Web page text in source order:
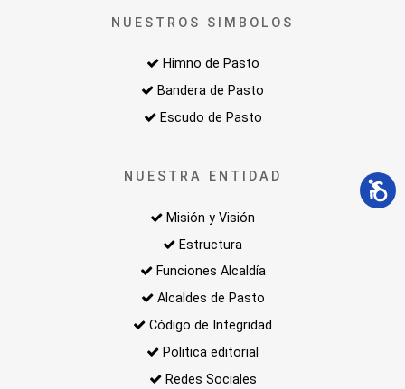
NUESTROS SIMBOLOS
Himno de Pasto
Bandera de Pasto
Escudo de Pasto
NUESTRA ENTIDAD
Misión y Visión
Estructura
Funciones Alcaldía
Alcaldes de Pasto
Código de Integridad
Politica editorial
Redes Sociales